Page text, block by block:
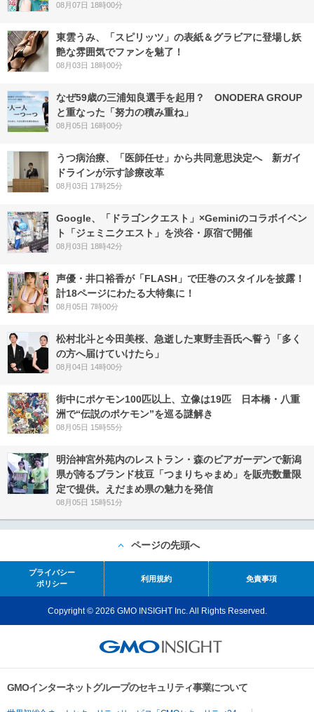
08月07日 18時00分
東雲うみ、「スピリッツ」の表紙＆グラビアに登場し妖
艶な雰囲気でファンを魅了！
08月03日 18時00分
なぜ59歳の三浦知良選手を起用？ ONODERA GROUP
と重なった「努力の積み重ね」
08月05日 16時00分
うつ病治療、「医師任せ」から共同意思決定へ 新ガイ
ドラインが示す診療改革
08月03日 17時25分
Google、「ドラゴンクエスト」×Geminiのコラボイベン
ト「ジェミニクエスト」を渋谷・原宿で開催
08月03日 18時42分
声優・井口裕香が「FLASH」で圧巻のスタイルを披露！
計18ページにわたる大特集に！
08月05日 7時00分
松村北斗と今田美桜、急逝した東野圭吾氏へ誓う「多く
の方へ届けていけたら」
08月04日 14時00分
街中にポケモン100匹以上、立像は19匹 日本橋・八重
洲で“伝説のポケモン”を巡る謎解き
08月05日 15時55分
明治神宮外苑内のレストラン・森のビアガーデンで新潟
県が誇るブランド枝豆「つまりちゃまめ」を販売数量限
定で提供。えだまめ県の魅力を発信
08月05日 15時51分
ページの先頭へ
プライバシー
ポリシー
利用規約 免責事項
Copyright © 2026 GMO INSIGHT Inc. All Rights Reserved.
GMOインターネットグループのセキュリティ事業について